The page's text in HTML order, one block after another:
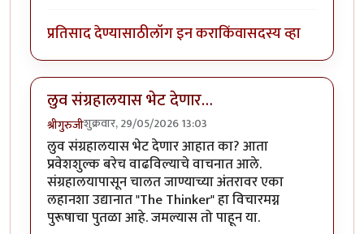
प्रतिसाद देण्यासाठीलॉग इन कराकिंवासदस्य व्हा
लुव संग्रहालयास भेट देणार…
श्रीगुरुजीशुक्रवार, 29/05/2026 13:03
लुव संग्रहालयास भेट देणार आहात का? आता
प्रवेशशुल्क बरेच वाढविल्याचे वाचनात आले.
संग्रहालयापासून चालत जाण्याच्या अंतरावर एका
लहानशा उद्यानात "The Thinker" हा विचारमग्न
पुरूषाचा पुतळा आहे. जमल्यास तो पाहून या.